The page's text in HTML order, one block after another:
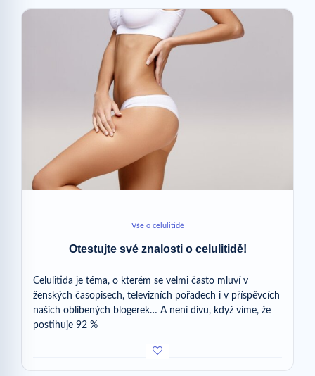
Vše o celulitidě
Otestujte své znalosti o celulitidě!
Celulitida je téma, o kterém se velmi často mluví v
ženských časopisech, televizních pořadech i v příspěvcích
našich oblíbených blogerek… A není divu, když víme, že
postihuje 92 %